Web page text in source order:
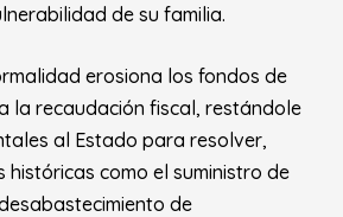
de su familia.
erosiona los fondos de
la recaudación fiscal, restándole
al Estado para resolver,
históricas como el suministro de
de